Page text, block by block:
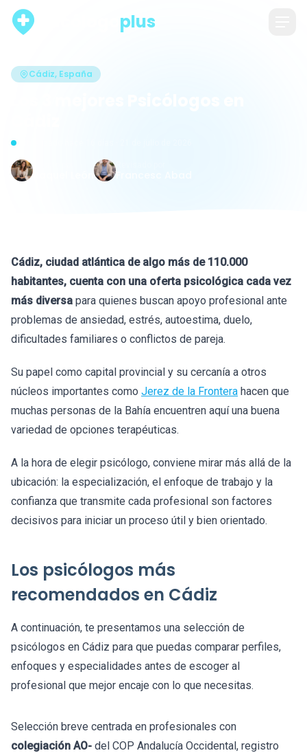
plus
Cádiz, España
Cádiz, ciudad atlántica de algo más de 110.000
habitantes, cuenta con una oferta psicológica cada vez
más diversa para quienes buscan apoyo profesional ante
problemas de ansiedad, estrés, autoestima, duelo,
dificultades familiares o conflictos de pareja.
Su papel como capital provincial y su cercanía a otros
núcleos importantes como Jerez de la Frontera hacen que
muchas personas de la Bahía encuentren aquí una buena
variedad de opciones terapéuticas.
A la hora de elegir psicólogo, conviene mirar más allá de la
ubicación: la especialización, el enfoque de trabajo y la
confianza que transmite cada profesional son factores
decisivos para iniciar un proceso útil y bien orientado.
Los psicólogos más
recomendados en Cádiz
A continuación, te presentamos una selección de
psicólogos en Cádiz para que puedas comparar perfiles,
enfoques y especialidades antes de escoger al
profesional que mejor encaje con lo que necesitas.
Selección breve centrada en profesionales con
colegiación AO- del COP Andalucía Occidental, registro